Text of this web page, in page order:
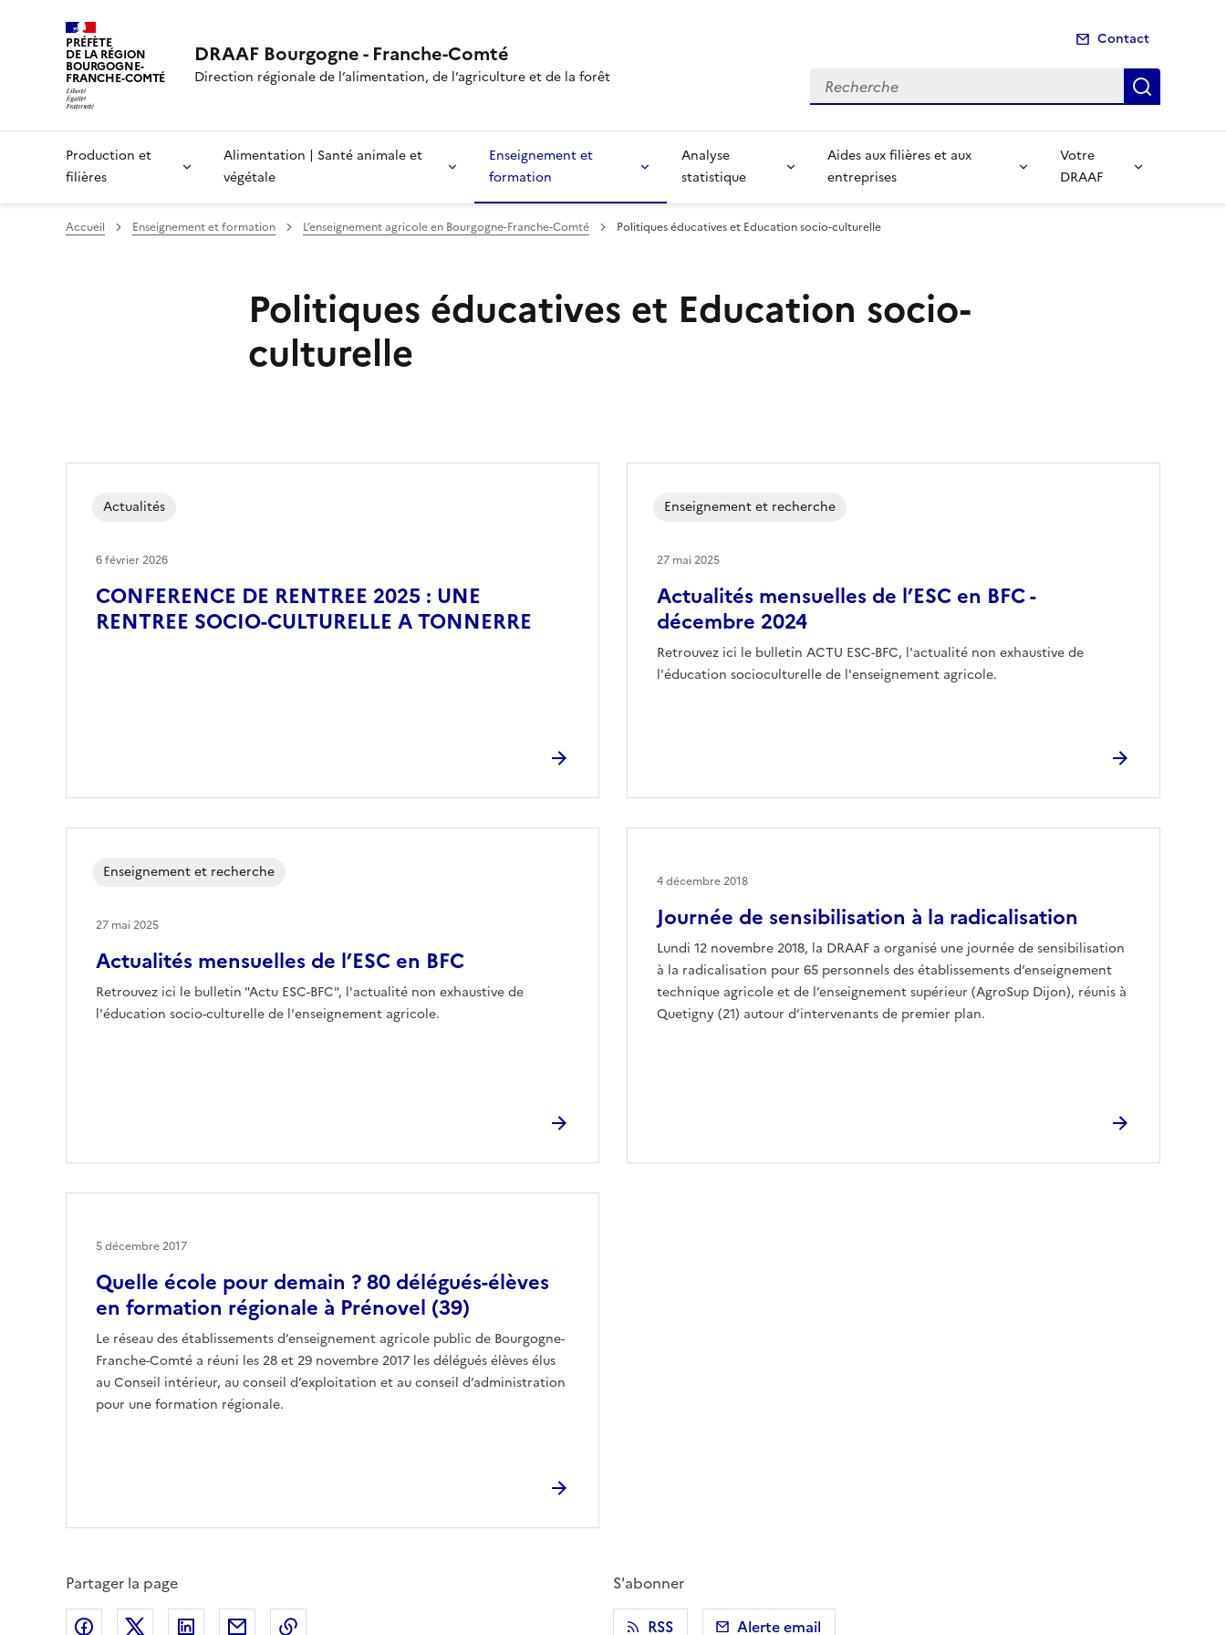
PRÉFÈTE
DE LA RÉGION
BOURGOGNE-
FRANCHE-COMTÉ
DRAAF Bourgogne - Franche-Comté
Direction régionale de l’alimentation, de l’agriculture et de la forêt
Contact
Recherche
Production et
filières
Alimentation | Santé animale et
végétale
Enseignement et
formation
Analyse
statistique
Aides aux filières et aux
entreprises
Votre
DRAAF
Accueil Enseignement et formation L’enseignement agricole en Bourgogne-Franche-Comté Politiques éducatives et Education socio-culturelle
Politiques éducatives et Education socio-
culturelle
CONFERENCE DE RENTREE 2025 : UNE
RENTREE SOCIO-CULTURELLE A TONNERRE
Actualités
6 février 2026
Actualités mensuelles de l’ESC en BFC -
décembre 2024
Retrouvez ici le bulletin ACTU ESC-BFC, l'actualité non exhaustive de
l'éducation socioculturelle de l'enseignement agricole.
Enseignement et recherche
27 mai 2025
Actualités mensuelles de l’ESC en BFC
Retrouvez ici le bulletin "Actu ESC-BFC", l'actualité non exhaustive de
l'éducation socio-culturelle de l'enseignement agricole.
Enseignement et recherche
27 mai 2025 Journée de sensibilisation à la radicalisation
Lundi 12 novembre 2018, la DRAAF a organisé une journée de sensibilisation
à la radicalisation pour 65 personnels des établissements d’enseignement
technique agricole et de l’enseignement supérieur (AgroSup Dijon), réunis à
Quetigny (21) autour d’intervenants de premier plan.
4 décembre 2018
Quelle école pour demain ? 80 délégués-élèves
en formation régionale à Prénovel (39)
Le réseau des établissements d’enseignement agricole public de Bourgogne-
Franche-Comté a réuni les 28 et 29 novembre 2017 les délégués élèves élus
au Conseil intérieur, au conseil d’exploitation et au conseil d’administration
pour une formation régionale.
5 décembre 2017
Partager la page
Partager sur Facebook
Partager sur X (anciennement Twitter)
Partager sur LinkedIn
Partager par email
S'abonner
RSS
Alerte email